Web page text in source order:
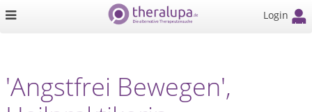
Login
'Angstfrei Bewegen',